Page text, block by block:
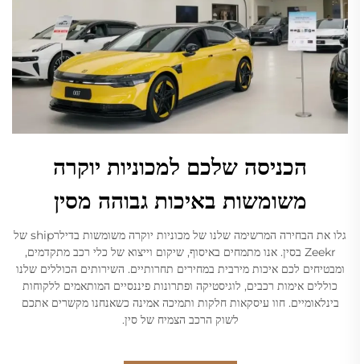
הכניסה שלכם למכוניות יוקרה
משומשות באיכות גבוהה מסין
גלו את הבחירה המרשימה שלנו של מכוניות יוקרה משומשות בדילרship של
Zeekr בסין. אנו מתמחים באיסוף, שיקום וייצוא של כלי רכב מתקדמים,
ומבטיחים לכם איכות מירבית במחירים תחרותיים. השירותים הכוללים שלנו
כוללים אימות רכבים, לוגיסטיקה ופתרונות פיננסיים המותאמים ללקוחות
בינלאומיים. חוו עיסקאות חלקות ותמיכה אמינה כשאנחנו מקשרים אתכם
לשוק הרכב הצמיח של סין.